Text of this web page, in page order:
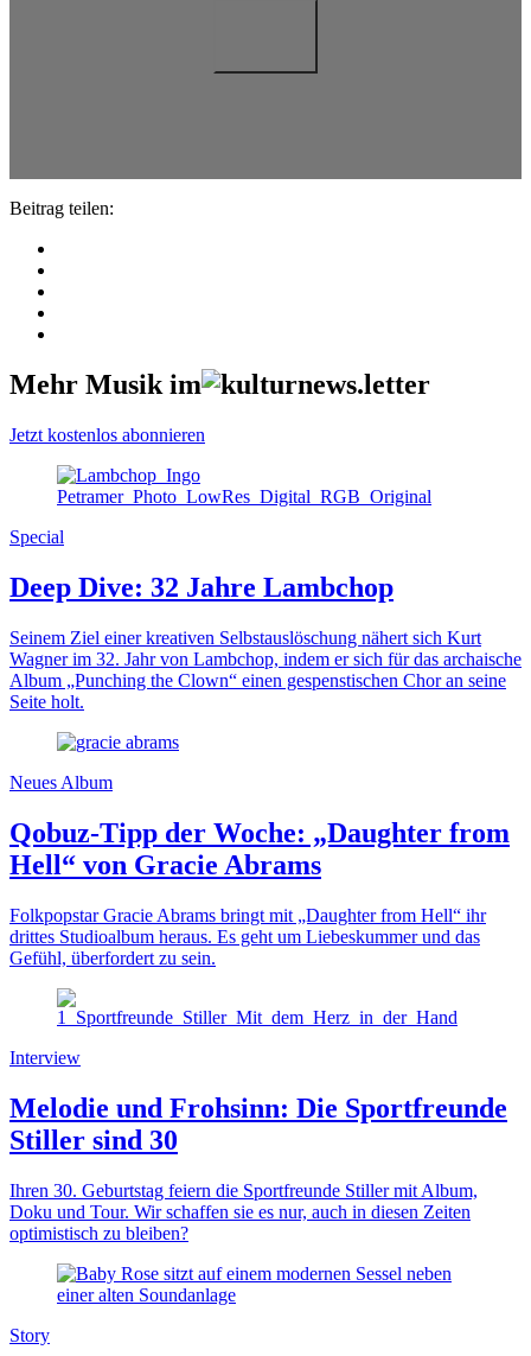
Beitrag teilen:
Mehr Musik im
Jetzt kostenlos abonnieren
Special
Deep Dive: 32 Jahre Lambchop
Seinem Ziel einer kreativen Selbstauslöschung nähert sich Kurt
Wagner im 32. Jahr von Lambchop, indem er sich für das archaische
Album „Punching the Clown“ einen gespenstischen Chor an seine
Seite holt.
Neues Album
Qobuz-Tipp der Woche: „Daughter from
Hell“ von Gracie Abrams
Folkpopstar Gracie Abrams bringt mit „Daughter from Hell“ ihr
drittes Studioalbum heraus. Es geht um Liebeskummer und das
Gefühl, überfordert zu sein.
Interview
Melodie und Frohsinn: Die Sportfreunde
Stiller sind 30
Ihren 30. Geburtstag feiern die Sportfreunde Stiller mit Album,
Doku und Tour. Wir schaffen sie es nur, auch in diesen Zeiten
optimistisch zu bleiben?
Story